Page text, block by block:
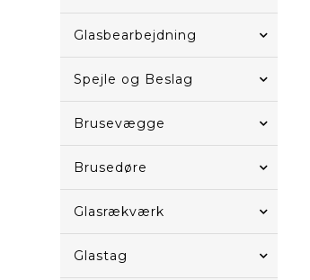
Glasbearbejdning
Spejle og Beslag
Brusevægge
Brusedøre
Glasrækværk
Glastag